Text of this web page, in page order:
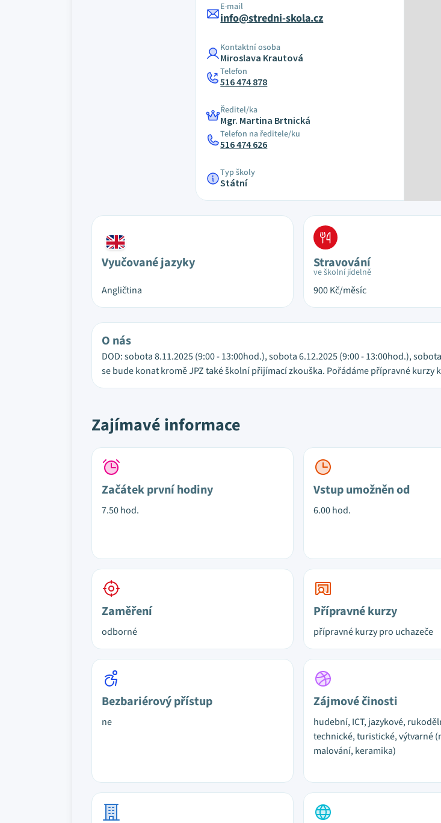
E-mail
info@stredni-skola.cz
Kontaktní osoba
Miroslava Krautová
Telefon
516 474 878
Ředitel/ka
Mgr. Martina Brtnická
Telefon na ředitele/ku
516 474 626
Typ školy
Státní
Vyučované jazyky
Angličtina
Stravování
ve školní jídelně
900Kč/měsíc
O nás
DOD: sobota 8.11.2025 (9:00 - 13:00hod.), sobota 6.12.2025 (9:00 - 13:00hod.),
se bude konat kromě JPZ také školní přijímací zkouška. Pořádáme přípravné kurzy
Zajímavé informace
Začátek první hodiny
7.50 hod.
Vstup umožněn od
6.00 hod.
Zaměření
odborné
Přípravné kurzy
přípravné kurzy pro uchazeče
Bezbariérový přístup
ne
Zájmové činosti
hudební, ICT, jazykové,
technické, turistické, výtvarné
malování, keramika)